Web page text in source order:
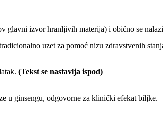
glavni izvor hranljivih materija) i obično se
uzet za pomoć nizu zdravstvenih
(Tekst se nastavlja ispod)
u ginsengu, odgovorne za klinički efekat biljke.